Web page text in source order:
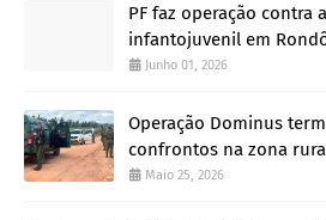
PF faz operação contra
infantojuvenil em
Junho 01, 2026
Operação Dominus
confrontos na zona
Maio 25, 2026